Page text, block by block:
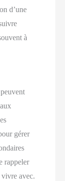
d’une
à
gérer
rappeler
avec.